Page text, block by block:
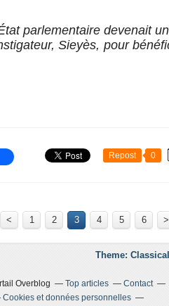
parlementaire devenait
Sieyès, pour
Repost 0
< 1 2 3 4 5 6 >
Theme:
Overblog Top articles
Contact
Cookies et données personnelles